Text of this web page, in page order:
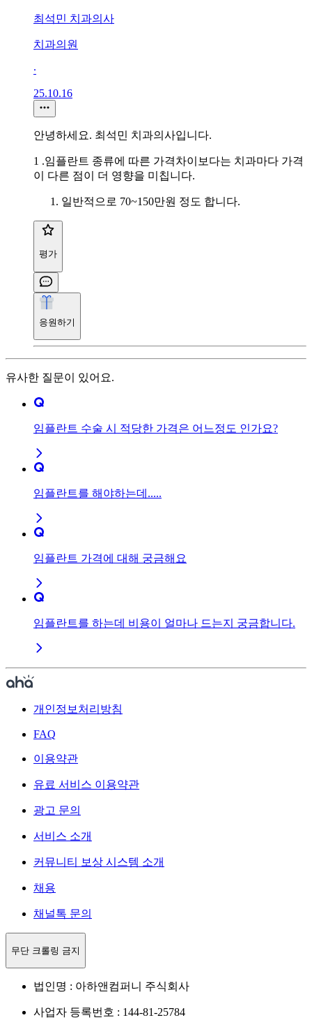
최석민 치과의사
치과의원
∙
25.10.16
안녕하세요. 최석민 치과의사입니다.
1 .임플란트 종류에 따른 가격차이보다는 치과마다 가격
이 다른 점이 더 영향을 미칩니다.
일반적으로 70~150만원 정도 합니다.
평가
응원하기
유사한 질문이 있어요.
임플란트 수술 시 적당한 가격은 어느정도 인가요?
임플란트를 해야하는데.....
임플란트 가격에 대해 궁금해요
임플란트를 하는데 비용이 얼마나 드는지 궁금합니다.
개인정보처리방침
FAQ
이용약관
유료 서비스 이용약관
광고 문의
서비스 소개
커뮤니티 보상 시스템 소개
채용
채널톡 문의
무단 크롤링 금지
법인명 : 아하앤컴퍼니 주식회사
사업자 등록번호 : 144-81-25784